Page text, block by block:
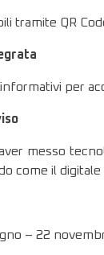
tramite QR
per
messo
come il
– 22